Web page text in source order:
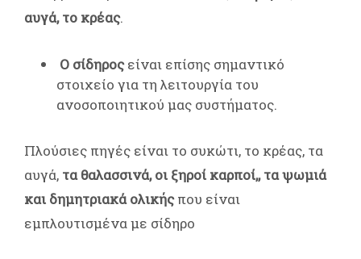
αυγά, το κρέας.
Ο σίδηροςείναι επίσης σημαντικό
στοιχείο για τη λειτουργία του
ανοσοποιητικού μας συστήματος.
Πλούσιες πηγές είναι το συκώτι, το κρέας, τα
αυγά, τα θαλασσινά, οι ξηροί καρποί,, τα ψωμιά
και δημητριακά ολικήςπου είναι
εμπλουτισμένα με σίδηρο